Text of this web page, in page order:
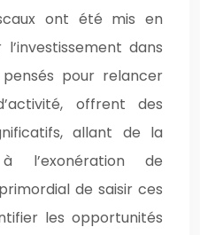
ont été mis en
dans
pensés pour relancer
offrent des
allant de la
l’exonération de
de saisir ces
les opportunités